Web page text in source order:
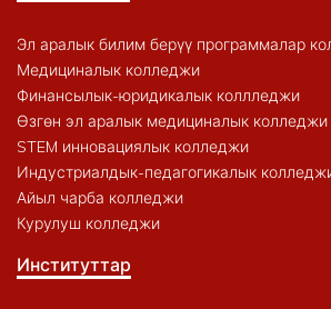
Эл аралык билим берүү программалар
Медициналык колледжи
Финансылык-юридикалык коллледжи
Өзгөн эл аралык медициналык колледжи
STEM инновациялык колледжи
Индустриалдык-педагогикалык
Айыл чарба колледжи
Курулуш колледжи
Институттар